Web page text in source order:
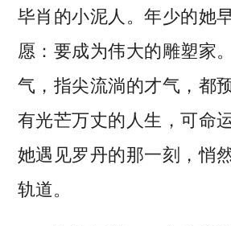
毕肖的小泥人。年少的她
愿：要成为伟大的雕塑家
气，指尖流淌的才气，都
有光芒万丈的人生，可命
她遇见罗丹的那一刻，悄
轨道。